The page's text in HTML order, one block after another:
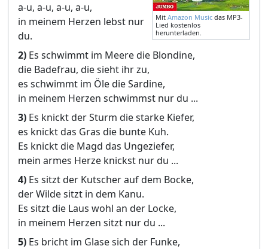
Mit Amazon Music das MP3-
Lied kostenlos
herunterladen.
a-u, a-u, a-u, a-u,
in meinem Herzen lebst nur
du.
2) Es schwimmt im Meere die Blondine,
die Badefrau, die sieht ihr zu,
es schwimmt im Öle die Sardine,
in meinem Herzen schwimmst nur du ...
3) Es knickt der Sturm die starke Kiefer,
es knickt das Gras die bunte Kuh.
Es knickt die Magd das Ungeziefer,
mein armes Herze knickst nur du ...
4) Es sitzt der Kutscher auf dem Bocke,
der Wilde sitzt in dem Kanu.
Es sitzt die Laus wohl an der Locke,
in meinem Herzen sitzt nur du ...
5) Es bricht im Glase sich der Funke,